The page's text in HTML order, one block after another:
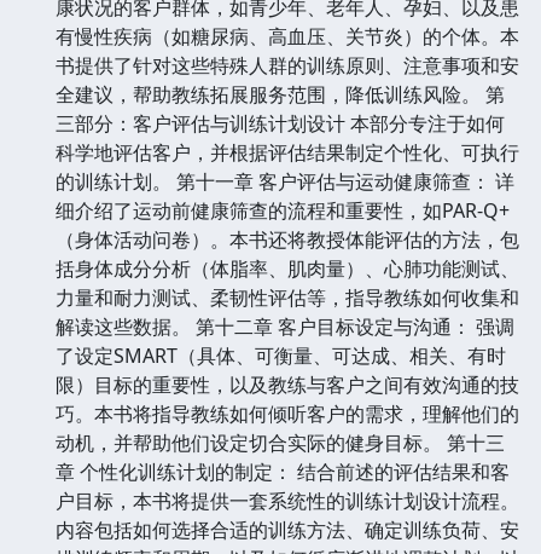
康状况的客户群体，如青少年、老年人、孕妇、以及患
有慢性疾病（如糖尿病、高血压、关节炎）的个体。本
书提供了针对这些特殊人群的训练原则、注意事项和安
全建议，帮助教练拓展服务范围，降低训练风险。 第
三部分：客户评估与训练计划设计 本部分专注于如何
科学地评估客户，并根据评估结果制定个性化、可执行
的训练计划。 第十一章 客户评估与运动健康筛查： 详
细介绍了运动前健康筛查的流程和重要性，如PAR-Q+
（身体活动问卷）。本书还将教授体能评估的方法，包
括身体成分分析（体脂率、肌肉量）、心肺功能测试、
力量和耐力测试、柔韧性评估等，指导教练如何收集和
解读这些数据。 第十二章 客户目标设定与沟通： 强调
了设定SMART（具体、可衡量、可达成、相关、有时
限）目标的重要性，以及教练与客户之间有效沟通的技
巧。本书将指导教练如何倾听客户的需求，理解他们的
动机，并帮助他们设定切合实际的健身目标。 第十三
章 个性化训练计划的制定： 结合前述的评估结果和客
户目标，本书将提供一套系统性的训练计划设计流程。
内容包括如何选择合适的训练方法、确定训练负荷、安